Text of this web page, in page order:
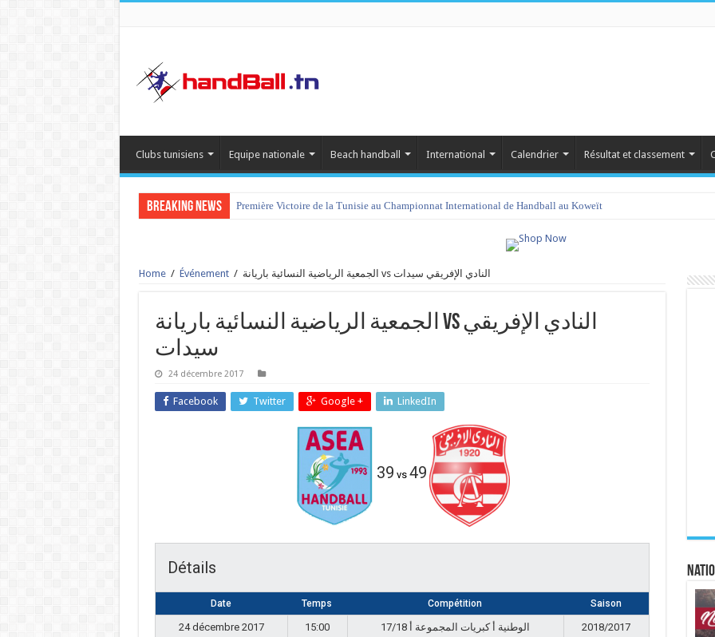
Clubs tunisiens Equipe nationale Beach handball International Calendrier Résultat et classement
Breaking News Première Victoire de la Tunisie au Championnat International de Handball au Koweït
Home / Événement / الجمعية الرياضية النسائية باريانة vs النادي الإفريقي سيدات
الجمعية الرياضية النسائية باريانة vs النادي الإفريقي
سيدات
24 décembre 2017
Facebook Twitter Google + LinkedIn
39 vs 49
Détails
Date Temps Compétition Saison
24 décembre 2017 15:00 الوطنية أ كبريات المجموعة أ 17/18 2018/2017